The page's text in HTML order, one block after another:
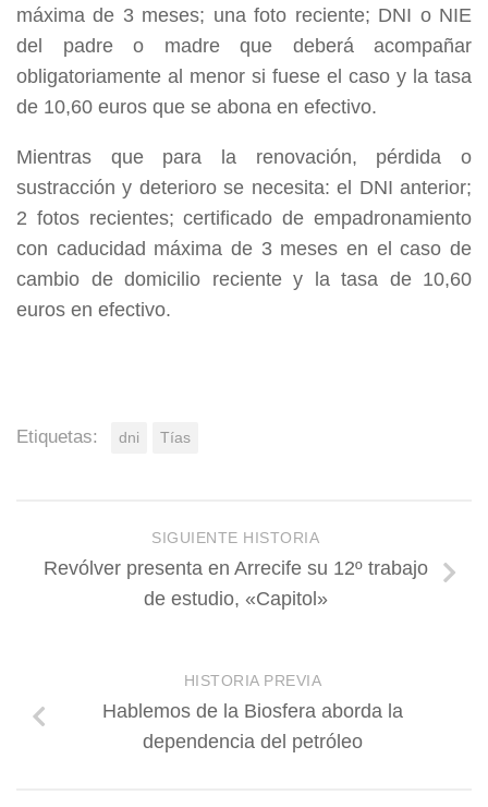
máxima de 3 meses; una foto reciente; DNI o NIE
del padre o madre que deberá acompañar
obligatoriamente al menor si fuese el caso y la tasa
de 10,60 euros que se abona en efectivo.
Mientras que para la renovación, pérdida o
sustracción y deterioro se necesita: el DNI anterior;
2 fotos recientes; certificado de empadronamiento
con caducidad máxima de 3 meses en el caso de
cambio de domicilio reciente y la tasa de 10,60
euros en efectivo.
Etiquetas: dni Tías
SIGUIENTE HISTORIA
Revólver presenta en Arrecife su 12º trabajo
de estudio, «Capitol»
HISTORIA PREVIA
Hablemos de la Biosfera aborda la
dependencia del petróleo